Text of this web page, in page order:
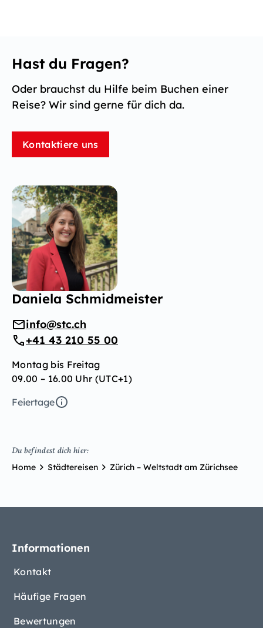
Hast du Fragen?
Oder brauchst du Hilfe beim Buchen einer
Reise? Wir sind gerne für dich da.
Kontaktiere uns
Daniela Schmidmeister
info@stc.ch
+41 43 210 55 00
Montag bis Freitag
09.00 – 16.00 Uhr (UTC+1)
Feiertage
Du befindest dich hier:
Home Städtereisen Zürich – Weltstadt am Zürichsee
Informationen
Kontakt
Häufige Fragen
Bewertungen